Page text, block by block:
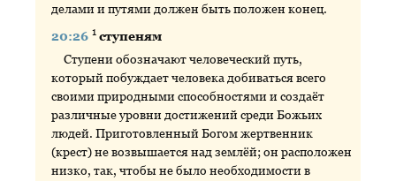
делами и путями должен быть положен конец.
20:261 ступеням
Ступени обозначают человеческий путь,
который побуждает человека добиваться всего
своими природными способностями и создаёт
различные уровни достижений среди Божьих
людей. Приготовленный Богом жертвенник
(крест) не возвышается над землёй; он расположен
низко, так, чтобы не было необходимости в